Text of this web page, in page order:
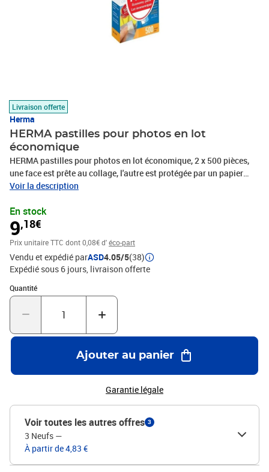
Livraison offerte
Herma
HERMA pastilles pour photos en lot
économique
HERMA pastilles pour photos en lot économique, 2 x 500 pièces,
une face est prête au collage, l'autre est protégée par un papier
contenu: 1.000 pièces (1075)
Voir la description
En stock
9,18€
Prix unitaire TTC dont 0,08€ d'éco-part
Vendu et expédié parASD4.05/5(38)
Expédié sous 6 jours livraison offerte
Quantité
Quantité : 1
Ajouter au panier
Garantie légale
Voir toutes les autres offres 3
3 Neufs —
À partir de 4,83 €